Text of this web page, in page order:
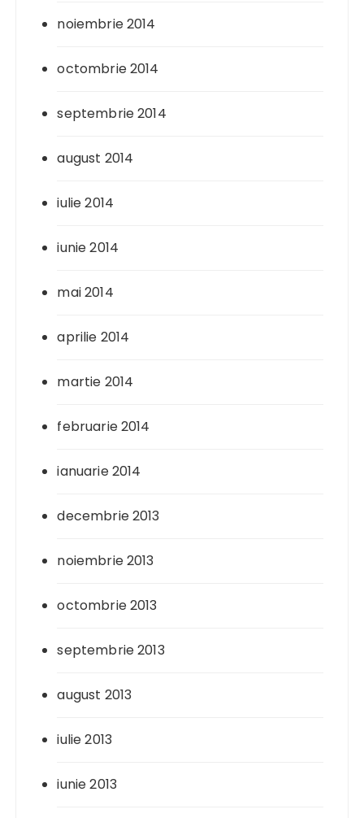
noiembrie 2014
octombrie 2014
septembrie 2014
august 2014
iulie 2014
iunie 2014
mai 2014
aprilie 2014
martie 2014
februarie 2014
ianuarie 2014
decembrie 2013
noiembrie 2013
octombrie 2013
septembrie 2013
august 2013
iulie 2013
iunie 2013